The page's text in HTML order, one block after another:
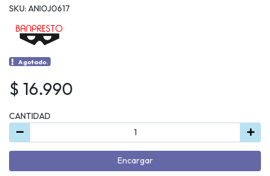
SKU: ANIOJ0617
Agotado.
$ 16.990
CANTIDAD
Encargar